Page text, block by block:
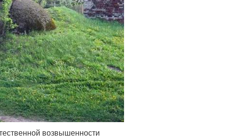
возвышенности